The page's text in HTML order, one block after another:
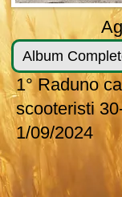
Album
1° Raduno
scooteristi
1/09/2024